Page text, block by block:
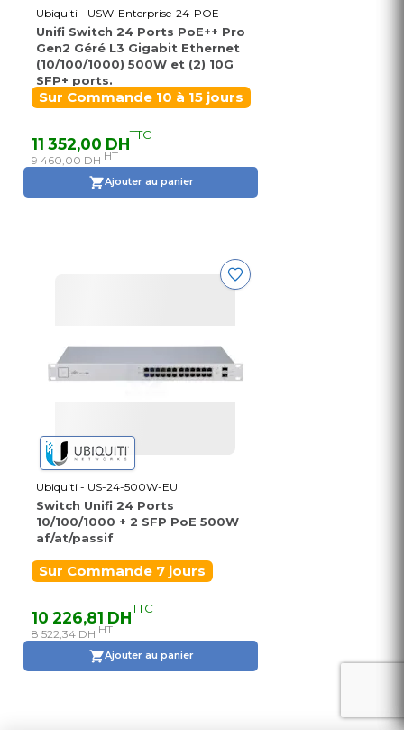
Ubiquiti - USW-Enterprise-24-POE
Unifi Switch 24 Ports PoE++ Pro
Gen2 Géré L3 Gigabit Ethernet
(10/100/1000) 500W et (2) 10G
SFP+ ports.
Sur Commande 10 à 15 jours
11 352,00 DHTTC
9 460,00 DH HT
Ajouter au panier
Ubiquiti - US-24-500W-EU
Switch Unifi 24 Ports
10/100/1000 + 2 SFP PoE 500W
af/at/passif
Sur Commande 7 jours
10 226,81 DHTTC
8 522,34 DH HT
Ajouter au panier